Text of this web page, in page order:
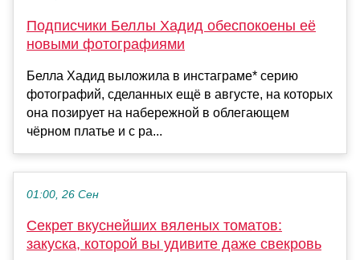
Подписчики Беллы Хадид обеспокоены её
новыми фотографиями
Белла Хадид выложила в инстаграме* серию
фотографий, сделанных ещё в августе, на которых
она позирует на набережной в облегающем
чёрном платье и с ра...
01:00, 26 Сен
Секрет вкуснейших вяленых томатов:
закуска, которой вы удивите даже свекровь